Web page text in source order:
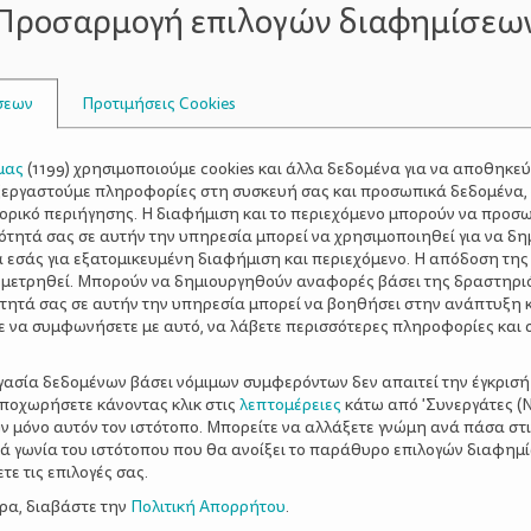
απλώς να κλείσει ραντεβού με τον κουρέα του
6 άτομα, για να διευθετηθούν οι εξωσχολικές
Μία από τις πιο συχνές γκρίνιες των γυναικών είναι
φρενίτιδα ισορροπώντας σε ρόλους και
Ε, λοιπόν, δε θα το καταλάβει ποτέ,
λοιπόν αυτής της προσπάθειας και ζητήστε κάτι
σάς εκτιμά για αυτό που είστε (ακόμη κι αν δεν
υπάρχει ένας άρρηκτος δεσμός τότε σίγουρα τα
στην αρχή μίας σχέσης ή ενός γάμου δίνουν την
και οι πιο δυνατές όμως, λυγίζουν όταν έρχονται τα
περιμένουν από τους άνδρες τους να το
επιλογών
Προτιμήσεις Cookies
(1199) χρησιμοποιούμε cookies και άλλα δεδομένα για να
πληροφορίες στη συσκευή σας και προσωπικά
περιήγησης. Η διαφήμιση και το περιεχόμενο μπορούν να
σας σε αυτήν την υπηρεσία μπορεί να χρησιμοποιηθεί για να
εσάς για εξατομικευμένη διαφήμιση και περιεχόμενο. Η απόδοση
Μπορούν να δημιουργηθούν αναφορές βάσει της
σας σε αυτήν την υπηρεσία μπορεί να βοηθήσει στην ανάπτυξη
να συμφωνήσετε με αυτό, να λάβετε περισσότερες πληροφορίες και
δεδομένων βάσει νόμιμων συμφερόντων δεν απαιτεί την
κάνοντας κλικ στις λεπτομέρειες κάτω από 'Συνεργάτες
μόνο αυτόν τον ιστότοπο. Μπορείτε να αλλάξετε γνώμη ανά πάσα
γωνία του ιστότοπου που θα ανοίξει το παράθυρο επιλογών
τις επιλογές σας.
διαβάστε την Πολιτική Απορρήτου.